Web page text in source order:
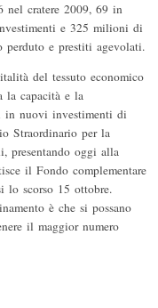
nel cratere 2009, 69 in
e 325 milioni di
perduto e prestiti agevolati.
del tessuto economico
la capacità e la
in nuovi investimenti di
Straordinario per la
presentando oggi alla
il Fondo complementare
scorso 15 ottobre.
è che si possano
il maggior numero